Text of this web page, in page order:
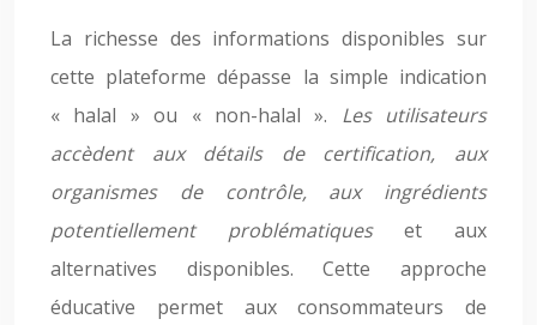
La richesse des informations disponibles sur
cette plateforme dépasse la simple indication
« halal » ou « non-halal ». Les utilisateurs
accèdent aux détails de certification, aux
organismes de contrôle, aux ingrédients
potentiellement problématiqueset aux
alternatives disponibles. Cette approche
éducative permet aux consommateurs de